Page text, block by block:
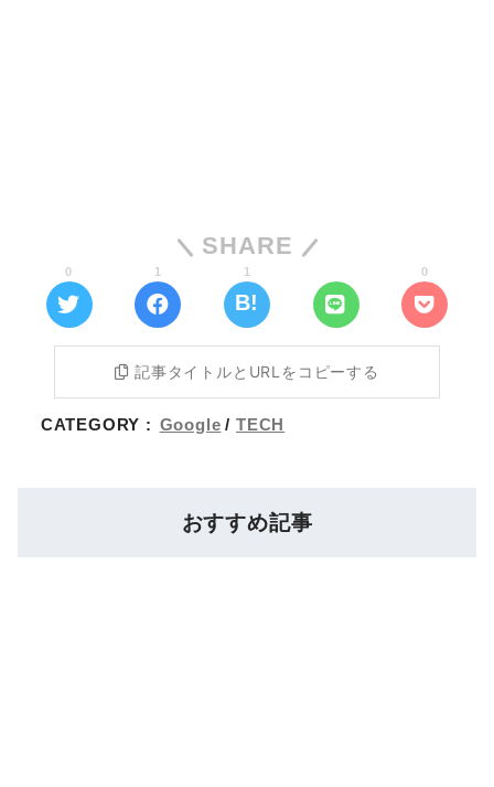
SHARE
0 1 1 0
記事タイトルとURLをコピーする
CATEGORY : Google TECH
おすすめ記事